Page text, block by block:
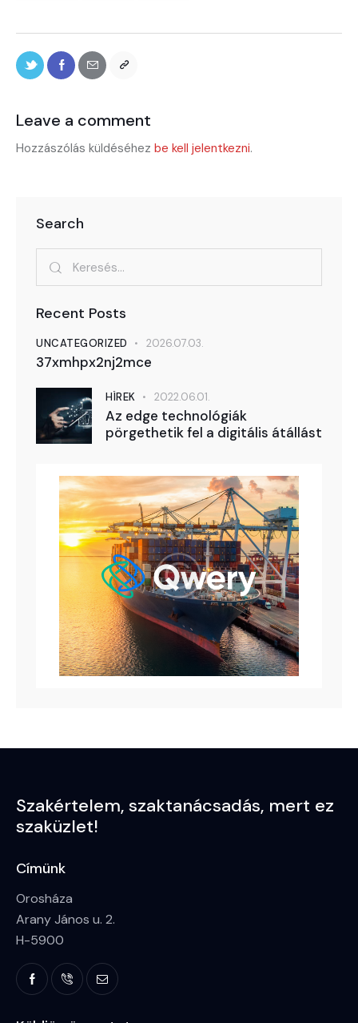
Leave a comment
Hozzászólás küldéséhez be kell jelentkezni.
Search
Recent Posts
UNCATEGORIZED 2026.07.03.
37xmhpx2nj2mce
HÍREK 2022.06.01.
Az edge technológiák
pörgethetik fel a digitális átállást
Szakértelem, szaktanácsadás, mert ez
szaküzlet!
Címünk
Orosháza
Arany János u. 2.
H-5900